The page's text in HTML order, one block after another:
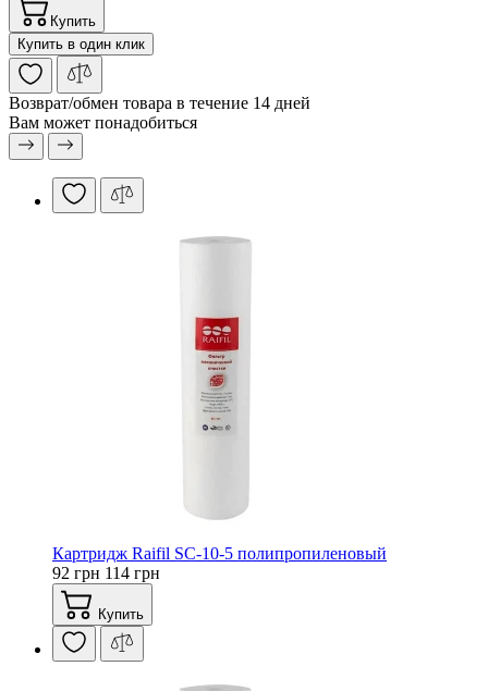
Купить
Купить в один клик
Возврат/обмен товара в течение 14 дней
Вам может понадобиться
Картридж Raifil SC-10-5 полипропиленовый
92 грн 114 грн
Купить